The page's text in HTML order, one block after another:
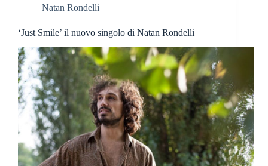
Natan Rondelli
‘Just Smile’ il nuovo singolo di Natan Rondelli